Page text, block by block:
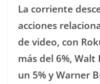
La corriente
acciones
de video, con
más del 6%, Walt
un 5% y Warner